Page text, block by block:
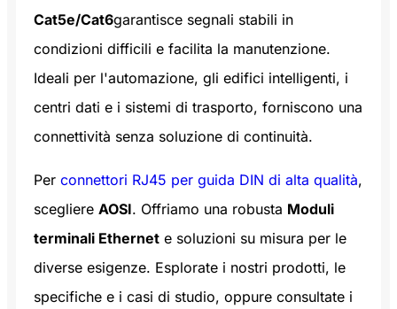
Cat5e/Cat6garantisce segnali stabili in
condizioni difficili e facilita la manutenzione.
Ideali per l'automazione, gli edifici intelligenti, i
centri dati e i sistemi di trasporto, forniscono una
connettività senza soluzione di continuità.
Per connettori RJ45 per guida DIN di alta qualità,
scegliere AOSI. Offriamo una robusta Moduli
terminali Ethernet e soluzioni su misura per le
diverse esigenze. Esplorate i nostri prodotti, le
specifiche e i casi di studio, oppure consultate i